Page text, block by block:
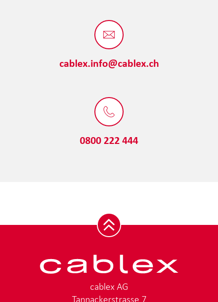
cablex.info@cablex.ch
0800 222 444
cablex AG
Tannackerstrasse 7